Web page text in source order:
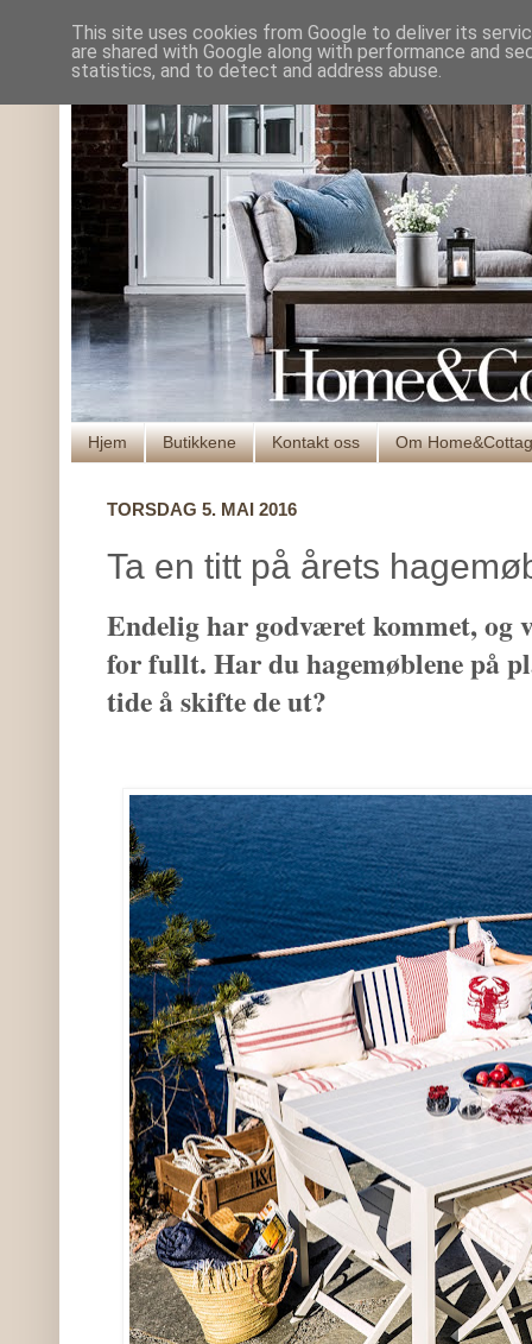
Hjem Butikkene Kontakt oss Om
TORSDAG 5. MAI 2016
Ta en titt på årets
Endelig har godværet kommet, og
for fullt. Har du hagemøblene på
tide å skifte de ut?
This site uses cookies from Google to deliver its
are shared with Google along with performance and
statistics, and to detect and address abuse.